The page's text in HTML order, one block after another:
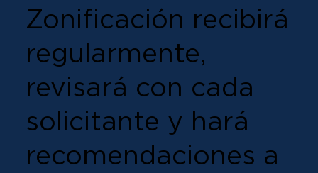
Zonificación recibirá
regularmente,
revisará con cada
solicitante y hará
recomendaciones a